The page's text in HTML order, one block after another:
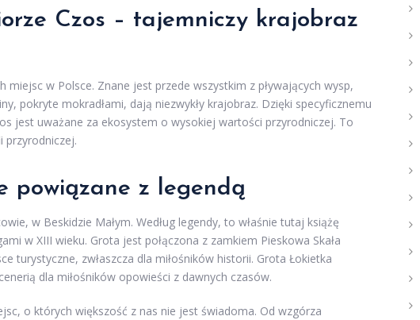
Czos – tajemniczy krajobraz
w Polsce. Znane jest przede wszystkim z pływających wysp,
pokryte mokradłami, dają niezwykły krajobraz. Dzięki specyficznemu
jest uważane za ekosystem o wysokiej wartości przyrodniczej. To
przyrodniczej.
powiązane z legendą
w Beskidzie Małym. Według legendy, to właśnie tutaj książę
w XIII wieku. Grota jest połączona z zamkiem Pieskowa Skała
turystyczne, zwłaszcza dla miłośników historii. Grota Łokietka
dla miłośników opowieści z dawnych czasów.
o których większość z nas nie jest świadoma. Od wzgórza